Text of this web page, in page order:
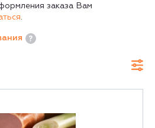
заказа Вам
.